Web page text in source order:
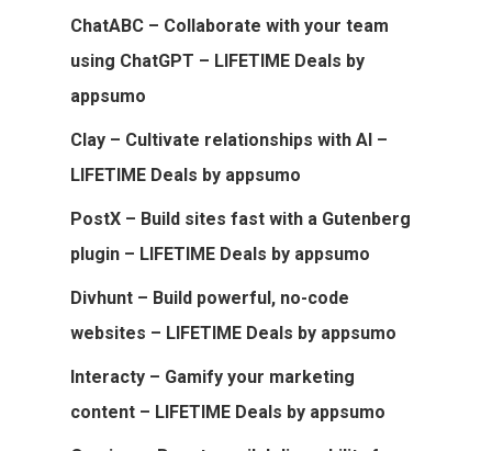
ChatABC – Collaborate with your team
using ChatGPT – LIFETIME Deals by
appsumo
Clay – Cultivate relationships with AI –
LIFETIME Deals by appsumo
PostX – Build sites fast with a Gutenberg
plugin – LIFETIME Deals by appsumo
Divhunt – Build powerful, no-code
websites – LIFETIME Deals by appsumo
Interacty – Gamify your marketing
content – LIFETIME Deals by appsumo